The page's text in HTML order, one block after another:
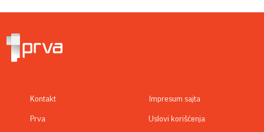
Kontakt
Prva
Impresum sajta
Uslovi korišćenja